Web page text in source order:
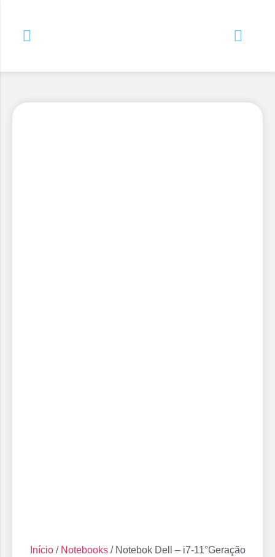
Início/ Notebooks/ Notebok Dell – i7-11°Geração